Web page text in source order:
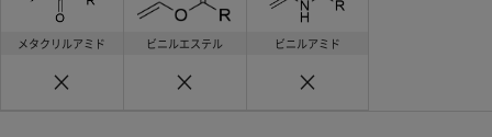
メタクリルアミド
×
ビニルエステル
×
ビニルアミド
×